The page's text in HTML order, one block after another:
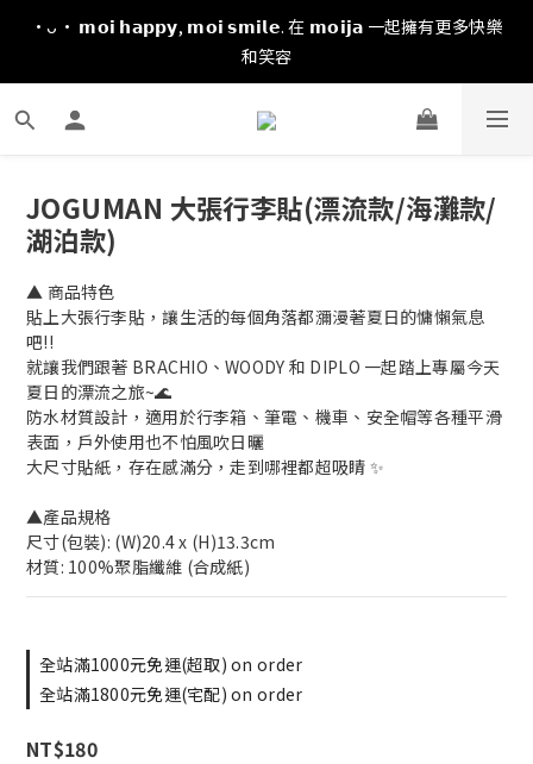
·ᴗ· 𝗺𝗼𝗶 𝗵𝗮𝗽𝗽𝘆, 𝗺𝗼𝗶 𝘀𝗺𝗶𝗹𝗲. 在 𝗺𝗼𝗶𝗷𝗮 一起擁有更多快樂
和笑容
JOGUMAN 大張行李貼(漂流款/海灘款/
湖泊款)
▲ 商品特色
貼上大張行李貼，讓生活的每個角落都瀰漫著夏日的慵懶氣息
吧!!
就讓我們跟著 BRACHIO、WOODY 和 DIPLO 一起踏上專屬今天
夏日的漂流之旅~🌊
防水材質設計，適用於行李箱、筆電、機車、安全帽等各種平滑
表面，戶外使用也不怕風吹日曬
大尺寸貼紙，存在感滿分，走到哪裡都超吸睛 ✨
▲產品規格
尺寸(包裝): (W)20.4 x (H)13.3cm
材質: 100%聚脂纖維 (合成紙)
全站滿1000元免運(超取) on order
全站滿1800元免運(宅配) on order
NT$180